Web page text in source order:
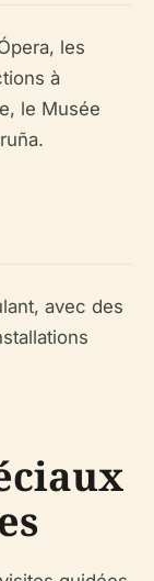
les
à
le Musée
avec des